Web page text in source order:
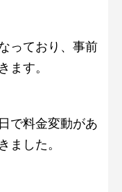
っており、事前
ます。
で料金変動があ
ました。